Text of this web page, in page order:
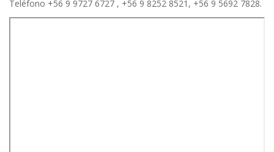
Teléfono +56 9 9727 6727 , +56 9 8252 8521, +56 9 5692 7828.